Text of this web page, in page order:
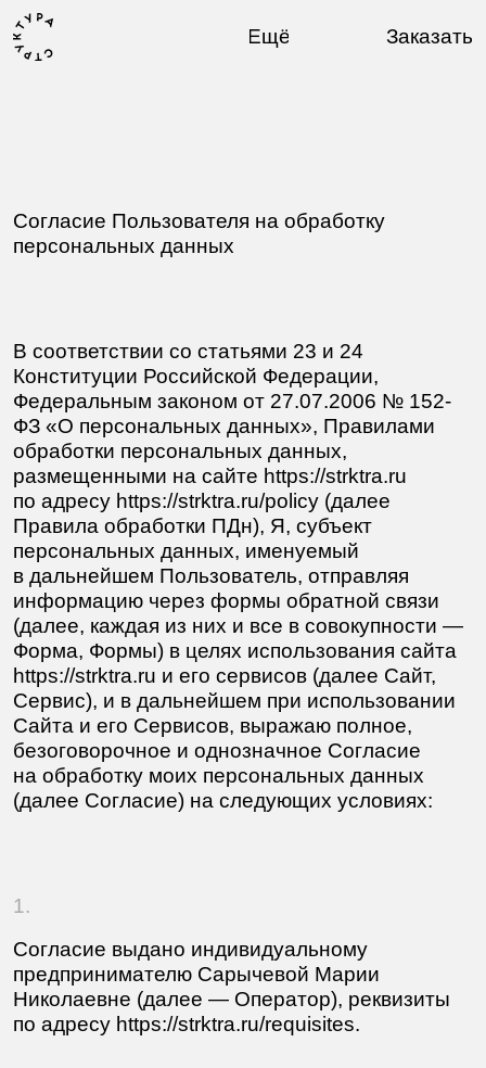
ФЗ «О персональных данных», Правилами
обработки персональных данных,
размещенными на сайте https://strktra.ru
по адресу https://strktra.ru/policy (далее
Правила обработки ПДн), Я, субъект
персональных данных, именуемый
в дальнейшем Пользователь, отправляя
информацию через формы обратной связи
(далее, каждая из них и все в совокупности —
Форма, Формы) в целях использования сайта
https://strktra.ru и его сервисов (далее Сайт,
Сервис), и в дальнейшем при использовании
Сайта и его Сервисов, выражаю полное,
безоговорочное и однозначное Согласие
на обработку моих персональных данных
(далее Согласие) на следующих условиях:
1.
Согласие выдано индивидуальному
предпринимателю Сарычевой Марии
Николаевне (далее — Оператор), реквизиты
2.
Согласие выдано на обработку персональных
и иных данных, указанных Пользователем
в Формах путём заполнения соответствующих
текстовых полей и прикреплённых к Формам
файлов, а именно следующих категорий: